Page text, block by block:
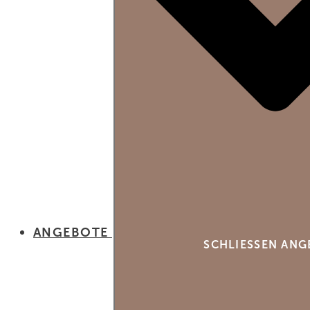
ANGEBOTE
SCHLIESSEN